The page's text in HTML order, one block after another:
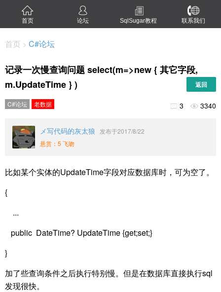
首页 论坛 SqlSugar教程 联系我们
首页 > C#论坛
记录一次慢查询问题 select(m=>new { 其它字段,
m.UpdateTime } )
返回
C#论坛 老数据  3  3340
メ写代码的灰太狼
发布于2017/8/22
悬赏：5 飞吻
比如某个实体的UpdateTime字段对应数据库时，可为空了。
{
...
public DateTime? UpdateTime {get;set;}
}
加了些查询条件之后执行特别慢。但是在数据库直接执行sql
发现很快。